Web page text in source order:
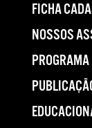
FICHA
NOSSOS